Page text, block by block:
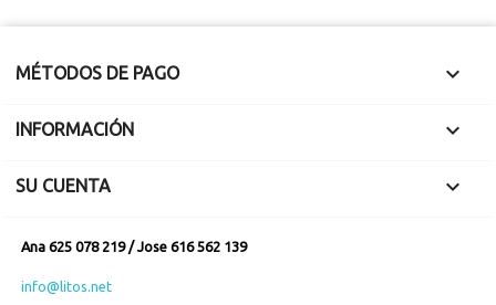
MÉTODOS DE PAGO 
INFORMACIÓN 
SU CUENTA 
Ana 625 078 219 / Jose 616 562 139
info@litos.net